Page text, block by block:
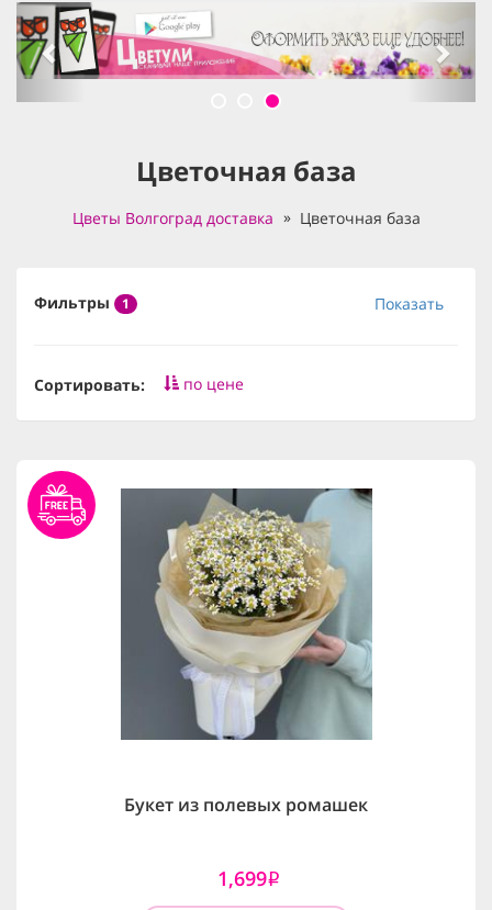
previous
Цветочная база
Цветы Волгоград доставка Цветочная база
Фильтры 1 Показать
Сортировать: по цене
Букет из полевых ромашек
1,699i